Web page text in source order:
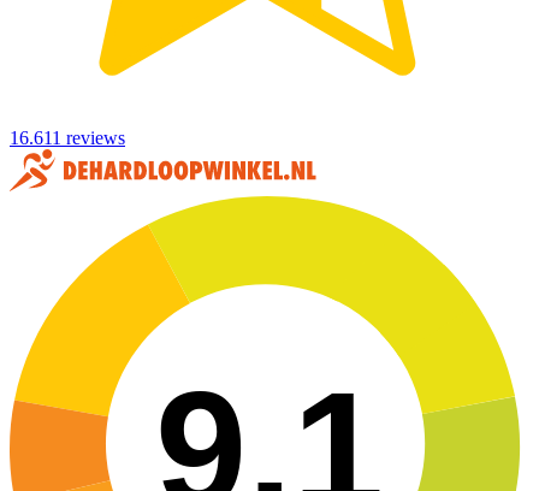
16.611 reviews
9,1